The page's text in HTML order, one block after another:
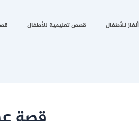
ألغاز للأطفال قصص تعليمية للأطفال
قصة